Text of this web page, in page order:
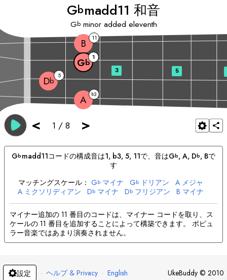
Gbmadd11 和音
Gb minor added eleventh
< 1 / 8 >
A b3
Db 5
Gb 1
B 11
3 5
Gbmadd11コードの構成音は1, b3, 5, 11で、音はGb, A, Db, Bで
す
マッチングスケール： Gb マイナ Gb ドリアン A メジャ
A ミクソリディアン Db マイナ Db フリジアン B マイナ
B ドリアン
マイナー追加の 11 番目のコードは、マイナー コードを取り、ス
ケールの 11 番目を追加することによって構築できます。 ポピュ
ラー音楽ではあまり演奏されません。
設定 · ヘルプ & Privacy · English UkeBuddy © 2010